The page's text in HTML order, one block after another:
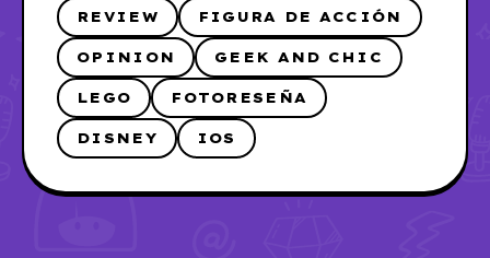
REVIEW FIGURA DE ACCIÓN
OPINION GEEK AND CHIC
LEGO FOTORESEÑA
DISNEY IOS